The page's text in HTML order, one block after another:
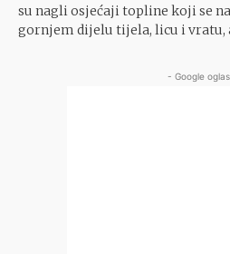
su nagli osjećaji topline koji se
gornjem dijelu tijela, licu i vratu,
- Google